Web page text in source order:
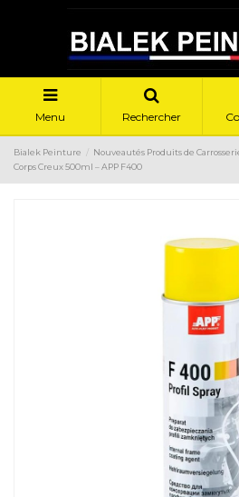
Menu Rechercher
Bialek Peinture Nouveautés Produits de
Corps Creux 500ml – APP F400